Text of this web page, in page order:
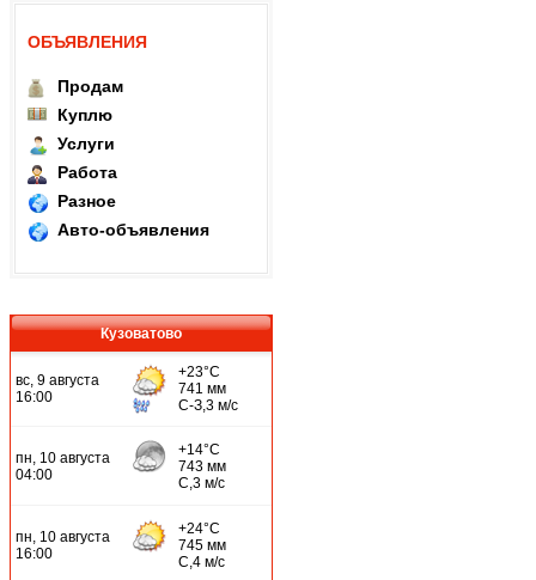
ОБЪЯВЛЕНИЯ
Продам
Куплю
Услуги
Работа
Разное
Авто-объявления
Кузоватово